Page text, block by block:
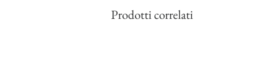
Prodotti correlati